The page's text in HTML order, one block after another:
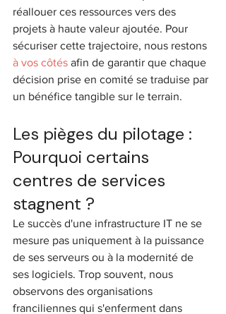
réallouer ces ressources vers des
projets à haute valeur ajoutée. Pour
sécuriser cette trajectoire, nous restons
à vos côtés afin de garantir que chaque
décision prise en comité se traduise par
un bénéfice tangible sur le terrain.
Les pièges du pilotage :
Pourquoi certains
centres de services
stagnent ?
Le succès d'une infrastructure IT ne se
mesure pas uniquement à la puissance
de ses serveurs ou à la modernité de
ses logiciels. Trop souvent, nous
observons des organisations
franciliennes qui s'enferment dans